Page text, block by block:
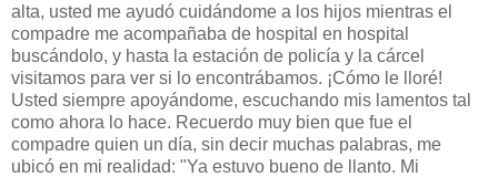
alta, usted me ayudó cuidándome a los hijos mientras el
compadre me acompañaba de hospital en hospital
buscándolo, y hasta la estación de policía y la cárcel
visitamos para ver si lo encontrábamos. ¡Cómo le lloré!
Usted siempre apoyándome, escuchando mis lamentos tal
como ahora lo hace. Recuerdo muy bien que fue el
compadre quien un día, sin decir muchas palabras, me
ubicó en mi realidad: "Ya estuvo bueno de llanto. Mi